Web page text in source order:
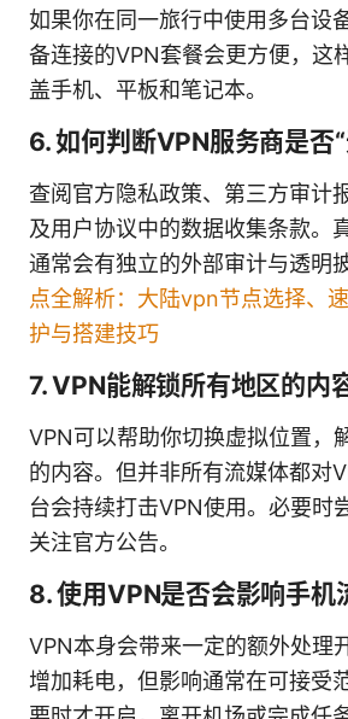
如果你在同一旅行中使用多台设
备连接的VPN套餐会更方便，这
盖手机、平板和笔记本。
6. 如何判断VPN服务商是否“
查阅官方隐私政策、第三方审计
及用户协议中的数据收集条款。
通常会有独立的外部审计与透明
点全解析：大陆vpn节点选择、
护与搭建技巧
7. VPN能解锁所有地区的内
VPN可以帮助你切换虚拟位置，
的内容。但并非所有流媒体都对
台会持续打击VPN使用。必要时
关注官方公告。
8. 使用VPN是否会影响手机
VPN本身会带来一定的额外处理
增加耗电，但影响通常在可接受